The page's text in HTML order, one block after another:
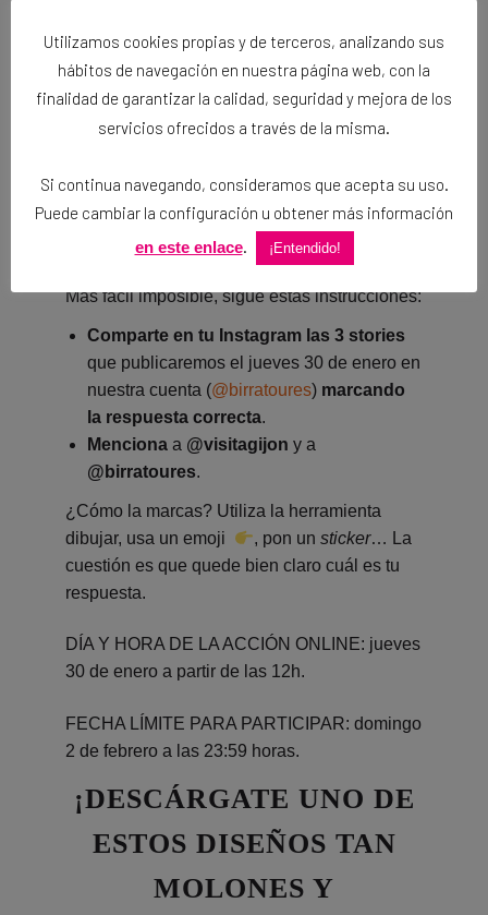
uno.
¿CÓMO PARTICIPAR EN
STORIES QUIZ DE
VISITA GIJÓN?
Más fácil imposible, sigue estas instrucciones:
Comparte en tu Instagram las 3 stories
que publicaremos el jueves 30 de enero en
nuestra cuenta (@birratoures) marcando
la respuesta correcta.
Menciona a @visitagijon y a
@birratoures.
¿Cómo la marcas? Utiliza la herramienta
dibujar, usa un emoji
, pon unsticker… La
cuestión es que quede bien claro cuál es tu
respuesta.
DÍA Y HORA DE LA ACCIÓN ONLINE: jueves
30 de enero a partir de las 12h.
FECHA LÍMITE PARA PARTICIPAR: domingo
2 de febrero a las 23:59 horas.
¡DESCÁRGATE UNO DE
ESTOS DISEÑOS TAN
MOLONES Y
Utilizamos cookies propias y de terceros, analizando sus
hábitos de navegación en nuestra página web, con la
finalidad de garantizar la calidad, seguridad y mejora de los
servicios ofrecidos a través de la misma.
Si continua navegando, consideramos que acepta su uso.
Puede cambiar la configuración u obtener más información
en este enlace. ¡Entendido!